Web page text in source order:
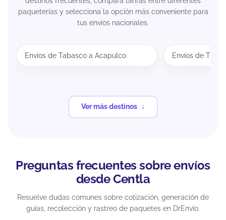
paqueterías y selecciona la opción más conveniente para
tus envíos nacionales.
Envíos de Tabasco a Acapulco Envíos de
Ver más destinos
Preguntas frecuentes sobre envíos
desde Centla
Resuelve dudas comunes sobre cotización, generación de
guías, recolección y rastreo de paquetes en DrEnvío.